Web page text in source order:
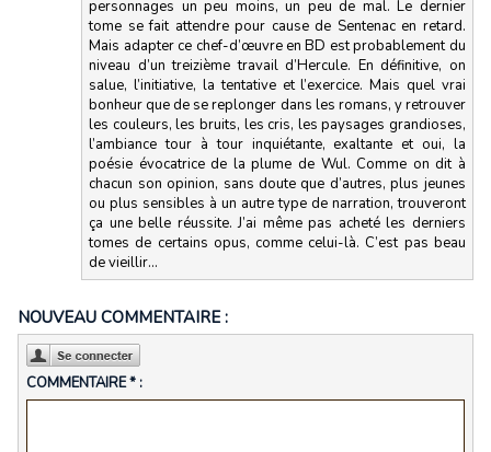
personnages un peu moins, un peu de mal. Le dernier
tome se fait attendre pour cause de Sentenac en retard.
Mais adapter ce chef-d’œuvre en BD est probablement du
niveau d’un treizième travail d’Hercule. En définitive, on
salue, l’initiative, la tentative et l’exercice. Mais quel vrai
bonheur que de se replonger dans les romans, y retrouver
les couleurs, les bruits, les cris, les paysages grandioses,
l’ambiance tour à tour inquiétante, exaltante et oui, la
poésie évocatrice de la plume de Wul. Comme on dit à
chacun son opinion, sans doute que d’autres, plus jeunes
ou plus sensibles à un autre type de narration, trouveront
ça une belle réussite. J’ai même pas acheté les derniers
tomes de certains opus, comme celui-là. C’est pas beau
de vieillir…
NOUVEAU COMMENTAIRE :
COMMENTAIRE * :